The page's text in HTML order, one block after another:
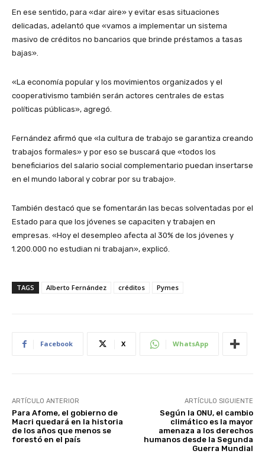
En ese sentido, para «dar aire» y evitar esas situaciones
delicadas, adelantó que «vamos a implementar un sistema
masivo de créditos no bancarios que brinde préstamos a tasas
bajas».
«La economía popular y los movimientos organizados y el
cooperativismo también serán actores centrales de estas
políticas públicas», agregó.
Fernández afirmó que «la cultura de trabajo se garantiza creando
trabajos formales» y por eso se buscará que «todos los
beneficiarios del salario social complementario puedan insertarse
en el mundo laboral y cobrar por su trabajo».
También destacó que se fomentarán las becas solventadas por el
Estado para que los jóvenes se capaciten y trabajen en
empresas. «Hoy el desempleo afecta al 30% de los jóvenes y
1.200.000 no estudian ni trabajan», explicó.
TAGS Alberto Fernández créditos Pymes
Facebook X WhatsApp
ARTÍCULO ANTERIOR
Para Afome, el gobierno de
Macri quedará en la historia
de los años que menos se
forestó en el país
ARTÍCULO SIGUIENTE
Según la ONU, el cambio
climático es la mayor
amenaza a los derechos
humanos desde la Segunda
Guerra Mundial